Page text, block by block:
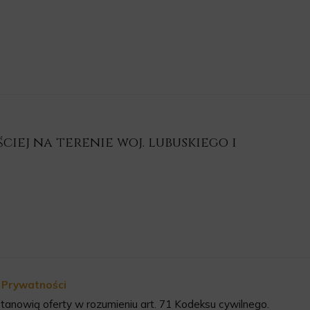
na terenie woj. lubuskiego i
oferty w rozumieniu art. 71 Kodeksu cywilnego.